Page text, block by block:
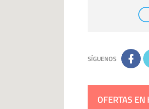
con su
facilitarnos
establecida al
Destinatarios:
Derechos:tiene
información
eliminarla, tal y
información
la información
SÍGUENOS
OFERTAS EN